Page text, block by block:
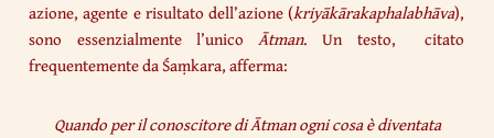
azione, agente e risultato dell’azione (kriyākārakaphalabhāva),
sono essenzialmente l’unicoĀtman. Un testo, citato
frequentemente da Śaṃkara, afferma:
Quando per il conoscitore di Ātman ogni cosa è diventata